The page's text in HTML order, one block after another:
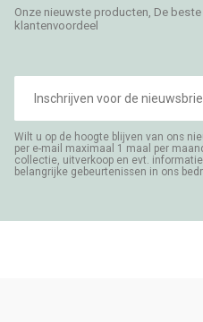
Onze nieuwste producten, De
klantenvoordeel
mailadres
Wilt u op de hoogte blijven van ons
per e-mail maximaal 1 maal per
collectie, uitverkoop en evt.
belangrijke gebeurtenissen in ons